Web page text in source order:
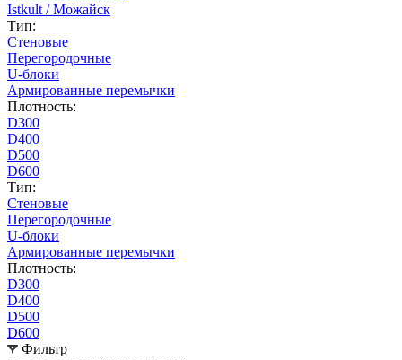
Istkult / Можайск
Тип:
Стеновые
Перегородочные
U-блоки
Армированные перемычки
Плотность:
D300
D400
D500
D600
Тип:
Стеновые
Перегородочные
U-блоки
Армированные перемычки
Плотность:
D300
D400
D500
D600
Фильтр